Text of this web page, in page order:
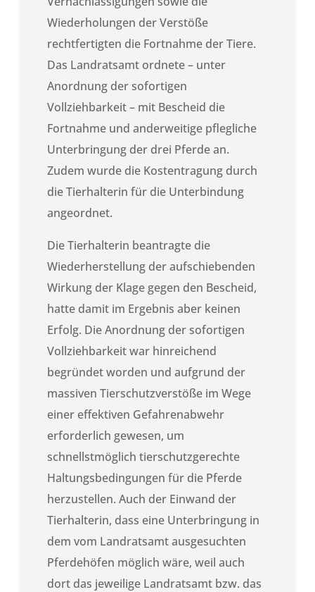
Wiederholungen der Verstöße
rechtfertigten die Fortnahme der Tiere.
Das Landratsamt ordnete – unter
Anordnung der sofortigen
Vollziehbarkeit – mit Bescheid die
Fortnahme und anderweitige pflegliche
Unterbringung der drei Pferde an.
Zudem wurde die Kostentragung durch
die Tierhalterin für die Unterbindung
angeordnet.
Die Tierhalterin beantragte die
Wiederherstellung der aufschiebenden
Wirkung der Klage gegen den Bescheid,
hatte damit im Ergebnis aber keinen
Erfolg. Die Anordnung der sofortigen
Vollziehbarkeit war hinreichend
begründet worden und aufgrund der
massiven Tierschutzverstöße im Wege
einer effektiven Gefahrenabwehr
erforderlich gewesen, um
schnellstmöglich tierschutzgerechte
Haltungsbedingungen für die Pferde
herzustellen. Auch der Einwand der
Tierhalterin, dass eine Unterbringung in
dem vom Landratsamt ausgesuchten
Pferdehöfen möglich wäre, weil auch
dort das jeweilige Landratsamt bzw. das